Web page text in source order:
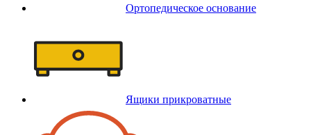
Ортопедическое основание
Ящики прикроватные